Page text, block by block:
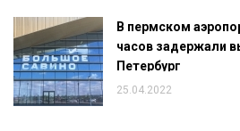
В пермском
часов задержали
Петербург
25.04.2022